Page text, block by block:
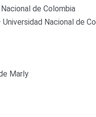
de Colombia
Nacional de
Marly